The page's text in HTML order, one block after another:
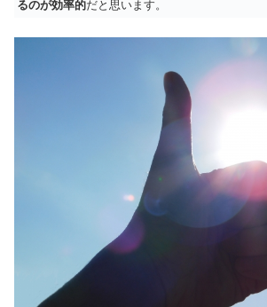
るのが効率的だと思います。